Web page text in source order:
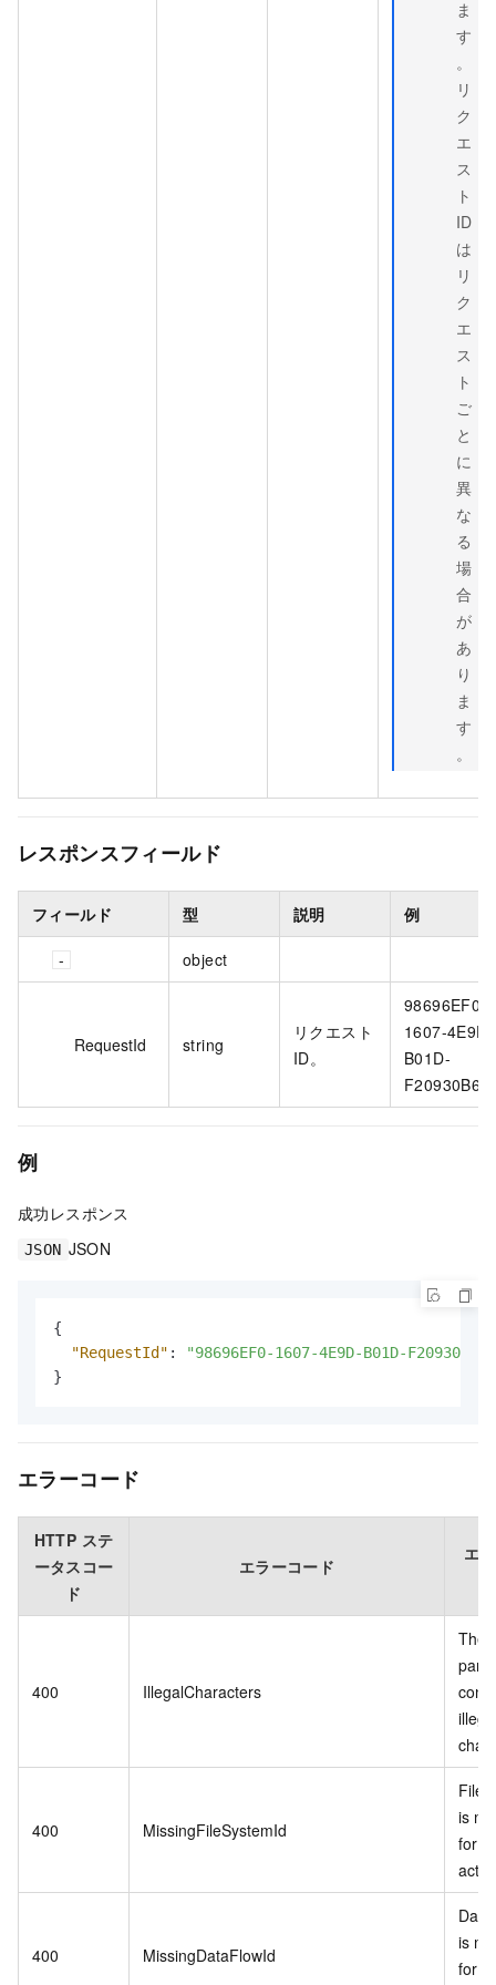
ま
す
。
リ
ク
エ
ス
ト
ID
は
リ
ク
エ
ス
ト
ご
と
に
異
な
る
場
合
が
あ
り
ま
す
。
レスポンスフィールド
フィールド 型 説明 例
object
RequestId string
リクエスト
ID。
98696EF0-
1607-4E9D-
B01D-
例
成功レスポンス
JSON JSON
{
"RequestId" :
"98696EF0-1607-4E9D-B01D-
}
エラーコード
HTTP ステ
ータスコー
ド
エラーコード
エ
400 IllegalCharacters
The
400 MissingFileSystemId
is
for
400 MissingDataFlowId
is
for